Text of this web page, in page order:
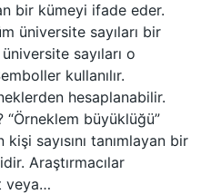
bir kümeyi ifade eder.
üniversite sayıları bir
sayıları o
kullanılır.
hesaplanabilir.
büyüklüğü”
sayısını tanımlayan bir
Araştırmacılar
veya…